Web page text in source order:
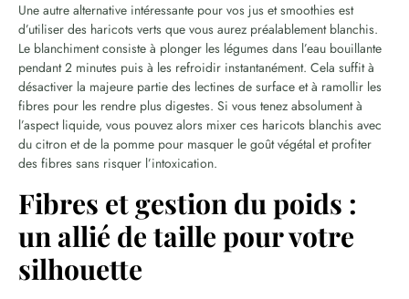
Une autre alternative intéressante pour vos jus et smoothies est
d’utiliser des haricots verts que vous aurez préalablement blanchis.
Le blanchiment consiste à plonger les légumes dans l’eau bouillante
pendant 2 minutes puis à les refroidir instantanément. Cela suffit à
désactiver la majeure partie des lectines de surface et à ramollir les
fibres pour les rendre plus digestes. Si vous tenez absolument à
l’aspect liquide, vous pouvez alors mixer ces haricots blanchis avec
du citron et de la pomme pour masquer le goût végétal et profiter
des fibres sans risquer l’intoxication.
Fibres et gestion du poids :
un allié de taille pour votre
silhouette